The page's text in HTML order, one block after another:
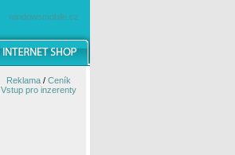
windowsmobile.cz
Reklama/ Ceník
Vstup pro inzerenty